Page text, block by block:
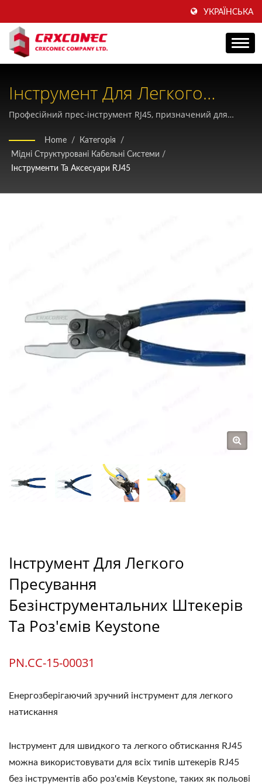
УКРАЇНСЬКА
Інструмент Для Легкого
Пресування
Безінструментальних
Штекерів RJ45 Та Роз'ємів
Професійний прес-інструмент RJ45, призначений для
роз'ємів без інструментів з можливостями налаштування
OEM від...CRXCONEC.
Home / Категорія
/
Мідні Структуровані Кабельні Системи /
Інструменти Та Аксесуари RJ45
Інструмент Для Легкого
Пресування
Безінструментальних Штекерів
Та Роз'ємів Keystone
PN.CC-15-00031
Енергозберігаючий зручний інструмент для легкого
натискання
Інструмент для швидкого та легкого обтискання RJ45
можна використовувати для всіх типів штекерів RJ45
без інструментів або роз'ємів Keystone, таких як польові